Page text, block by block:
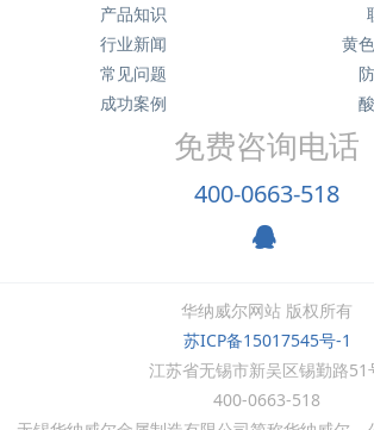
产品知识
行业新闻
常见问题
成功案例
黄
免费咨询电话
400-0663-518
华纳威尔网站 版权所有
苏ICP备15017545号-1
江苏省无锡市新吴区锡勤路51
400-0663-518